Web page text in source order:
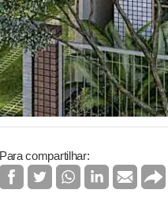
Para compartilhar: